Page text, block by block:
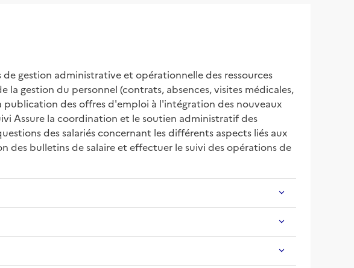
de gestion administrative et opérationnelle des ressources
gestion du personnel (contrats, absences, visites médicales,
publication des offres d'emploi à l'intégration des nouveaux
Assure la coordination et le soutien administratif des
des salariés concernant les différents aspects liés aux
des bulletins de salaire et effectuer le suivi des opérations de